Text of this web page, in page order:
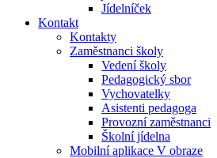
Jídelníček
Kontakt
Kontakty
Zaměstnanci školy
Vedení školy
Pedagogický sbor
Vychovatelky
Asistenti pedagoga
Provozní zaměstnanci
Školní jídelna
Mobilní aplikace V obraze